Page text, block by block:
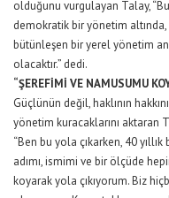
olduğunu vurgulayan Talay,
demokratik bir yönetim altında,
bütünleşen bir yerel yönetim
olacaktır.” dedi.
“ŞEREFİMİ VE NAMUSUMU
Güçlünün değil, haklının
yönetim kuracaklarını aktaran
“Ben bu yola çıkarken, 40
adımı, ismimi ve bir ölçüde
koyarak yola çıkıyorum. Biz